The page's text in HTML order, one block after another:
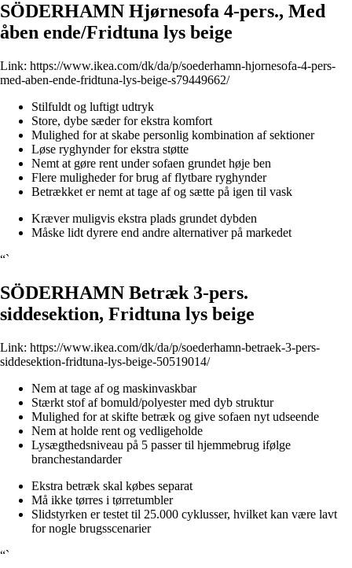
SÖDERHAMN Hjørnesofa 4-pers., Med
åben ende/Fridtuna lys beige
Link: https://www.ikea.com/dk/da/p/soederhamn-hjornesofa-4-pers-
med-aben-ende-fridtuna-lys-beige-s79449662/
Stilfuldt og luftigt udtryk
Store, dybe sæder for ekstra komfort
Mulighed for at skabe personlig kombination af sektioner
Løse ryghynder for ekstra støtte
Nemt at gøre rent under sofaen grundet høje ben
Flere muligheder for brug af flytbare ryghynder
Betrækket er nemt at tage af og sætte på igen til vask
Kræver muligvis ekstra plads grundet dybden
Måske lidt dyrere end andre alternativer på markedet
“`
SÖDERHAMN Betræk 3-pers.
siddesektion, Fridtuna lys beige
Link: https://www.ikea.com/dk/da/p/soederhamn-betraek-3-pers-
siddesektion-fridtuna-lys-beige-50519014/
Nem at tage af og maskinvaskbar
Stærkt stof af bomuld/polyester med dyb struktur
Mulighed for at skifte betræk og give sofaen nyt udseende
Nem at holde rent og vedligeholde
Lysægthedsniveau på 5 passer til hjemmebrug ifølge
branchestandarder
Ekstra betræk skal købes separat
Må ikke tørres i tørretumbler
Slidstyrken er testet til 25.000 cyklusser, hvilket kan være lavt
for nogle brugsscenarier
“`